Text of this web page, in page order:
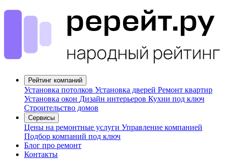
Рейтинг компаний
Установка потолков Установка дверей Ремонт квартир
Установка окон Дизайн интерьеров Кухни под ключ
Строительство домов
Сервисы
Цены на ремонтные услуги Управление компанией
Подбор компаний под ключ
Блог про ремонт
Контакты